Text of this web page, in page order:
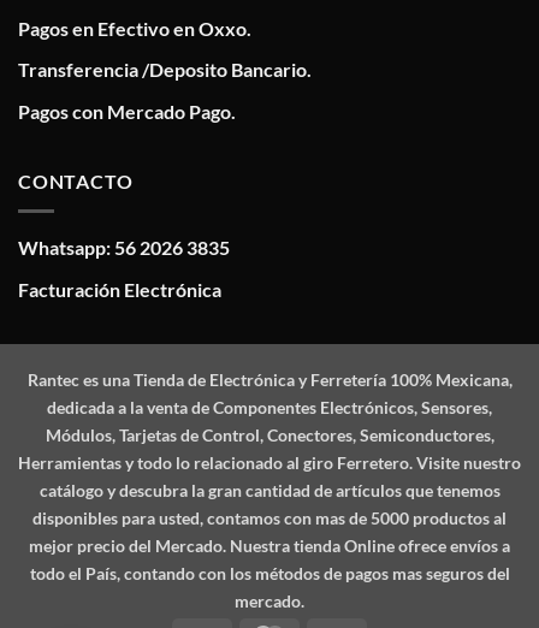
Pagos en Efectivo en Oxxo.
Transferencia /Deposito Bancario.
Pagos con Mercado Pago.
CONTACTO
Whatsapp: 56 2026 3835
Facturación Electrónica
Ranteces una Tienda de Electrónica y Ferretería 100% Mexicana,
dedicada a la venta de Componentes Electrónicos, Sensores,
Módulos, Tarjetas de Control, Conectores, Semiconductores,
Herramientas y todo lo relacionado al giro Ferretero. Visite nuestro
catálogo y descubra la gran cantidad de artículos que tenemos
disponibles para usted, contamos con mas de 5000 productos al
mejor precio del Mercado. Nuestra tienda Online ofrece envíos a
todo el País, contando con los métodos de pagos mas seguros del
mercado.